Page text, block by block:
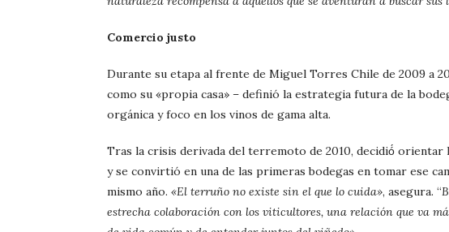
Comercio justo
Durante su etapa al frente de Miguel Torres Chile de 2009 a
como su «propia casa» – definió la estrategia futura de la
orgánica y foco en los vinos de gama alta.
Tras la crisis derivada del terremoto de 2010, decidió́ orientar
y se convirtió en una de las primeras bodegas en tomar ese
mismo año. «El terruño no existe sin el que lo cuida», asegura. “
estrecha colaboración con los viticultores, una relación que va